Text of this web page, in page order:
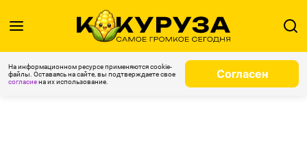
На информационном ресурсе применяются cookie-
файлы. Оставаясь на сайте, вы подтверждаете свое
согласиена их использование.
Согласен